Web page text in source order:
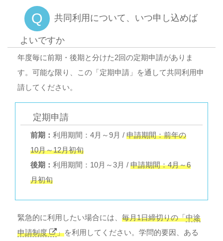
Q 共同利用について、いつ申し込めば
よいですか
年度毎に前期・後期と分けた2回の定期申請がありま
す。可能な限り、この「定期申請」を通して共同利用申
請してください。
定期申請
前期： 利用期間：4月～9月 / 申請期間：前年の
10月～12月初旬
後期： 利用期間：10月～3月 / 申請期間：4月～6
月初旬
緊急的に利用したい場合には、 毎月1日締切りの「中途
申請制度
」を利用してください。学問的要因、ある